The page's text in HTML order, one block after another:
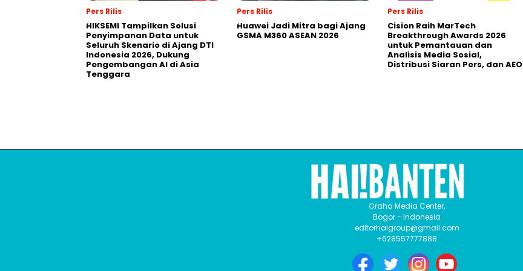
Pers Rilis
HIKSEMI Tampilkan Solusi
Penyimpanan Data untuk
Seluruh Skenario di Ajang DTI
Indonesia 2026, Dukung
Pengembangan AI di Asia
Tenggara
Pers Rilis
Huawei Jadi Mitra bagi Ajang
GSMA M360 ASEAN 2026
Pers Rilis
Cision Raih MarTech
Breakthrough Awards 2026
untuk Pemantauan dan
Analisis Media Sosial,
Distribusi Siaran Pers, dan AEO
Graha Media Center,
Bogor - Indonesia
editorhaigroup@gmail.com
+628557777888